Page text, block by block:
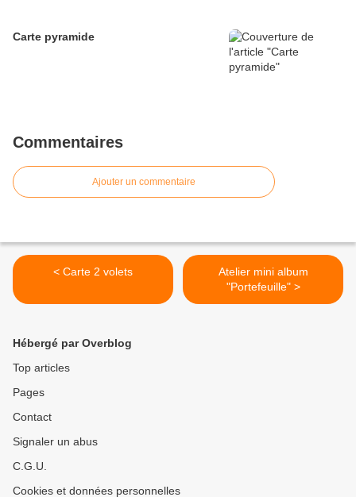
Carte pyramide
Commentaires
Ajouter un commentaire
< Carte 2 volets
Atelier mini album
"Portefeuille" >
Hébergé par Overblog
Top articles
Pages
Contact
Signaler un abus
C.G.U.
Cookies et données personnelles